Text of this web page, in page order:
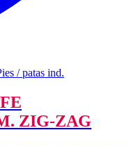
/ patas ind.
ZIG-ZAG